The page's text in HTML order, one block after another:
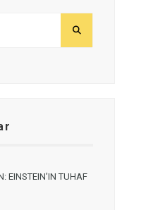
EINSTEIN’IN TUHAF